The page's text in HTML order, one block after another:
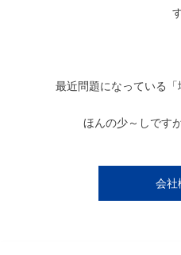
最近問題になっている
ほんの少～しです
会社